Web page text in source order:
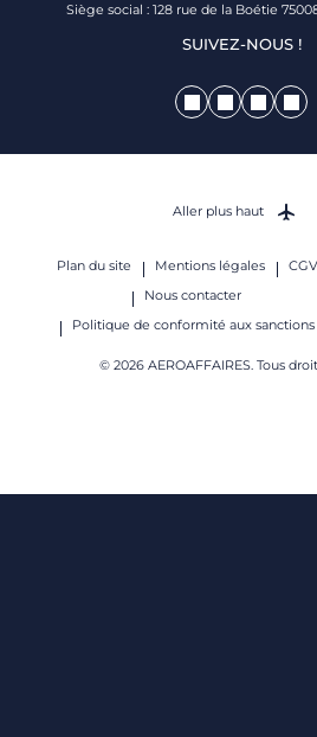
Siège social : 128 rue de la Boétie
SUIVEZ-NOUS !
Plan du site Mentions légales
CGV
Nous contacter
Politique de conformité aux sanctions
© 2026 AEROAFFAIRES. Tous
Aller plus haut